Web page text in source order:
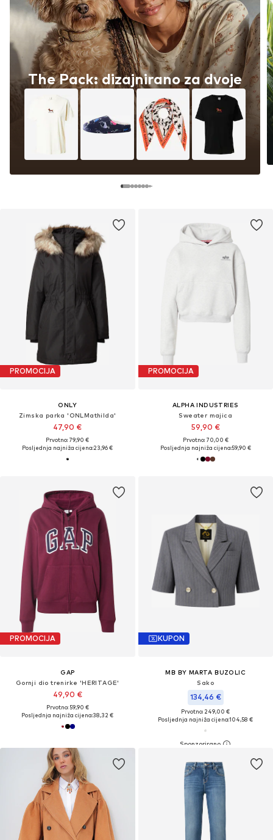
PROMOCIJA
ONLY
Zimska parka 'ONLMathilda'
47,90 €
Prvotno: 79,90 €
Posljednja najniža cijena:23,96 €
PROMOCIJA
ALPHA INDUSTRIES
Sweater majica
59,90 €
Prvotno: 70,00 €
Posljednja najniža cijena:59,90 €
PROMOCIJA
GAP
Gornji dio trenirke 'HERITAGE'
49,90 €
Prvotno: 59,90 €
Posljednja najniža cijena:38,32 €
The Pack: dizajnirano za dvoje
KUPON
MB BY MARTA BUZOLIC
Sako
134,46 €
Prvotno: 249,00 €
Posljednja najniža cijena:104,58 €